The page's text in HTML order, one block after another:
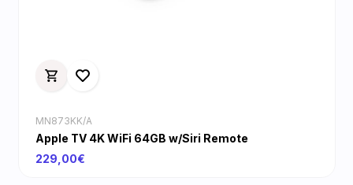
MN873KK/A
Apple TV 4K WiFi 64GB w/Siri Remote
229,00€